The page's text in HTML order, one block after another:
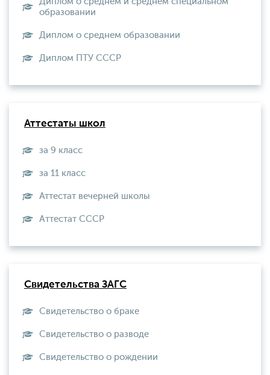
образовании
Диплом о среднем образовании
Диплом ПТУ СССР
Аттестаты школ
за 9 класс
за 11 класс
Аттестат вечерней школы
Aттестат СССР
Свидетельства ЗАГС
Свидетельство о браке
Свидетельство о разводе
Свидетельство о рождении